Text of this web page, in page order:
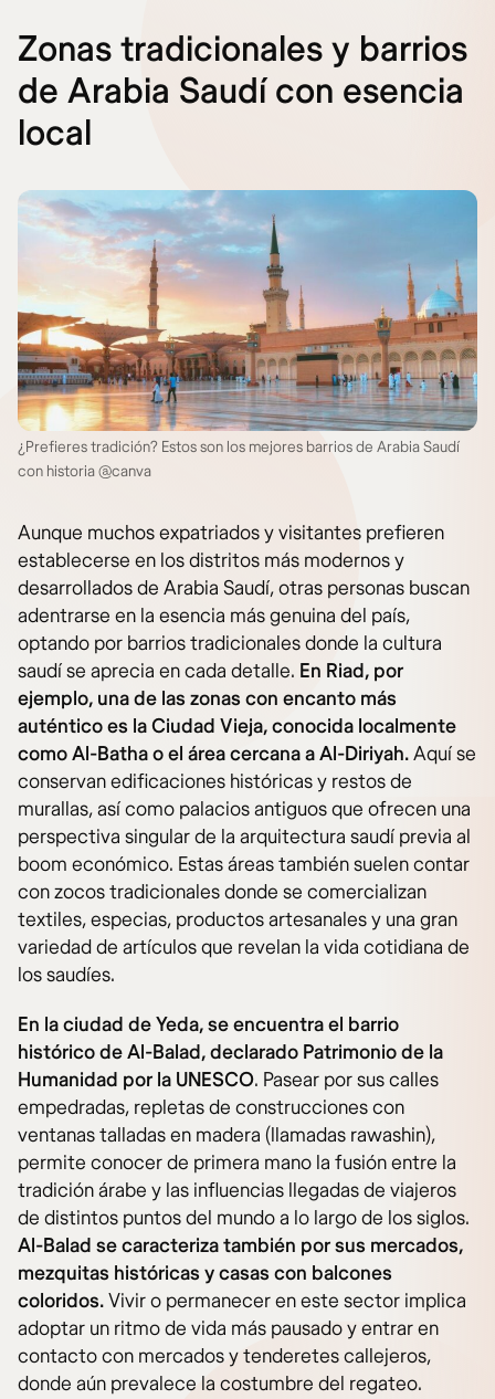
Zonas tradicionales y barrios
de Arabia Saudí con esencia
local
¿Prefieres tradición? Estos son los mejores barrios de Arabia Saudí
con historia @canva
Aunque muchos expatriados y visitantes prefieren
establecerse en los distritos más modernos y
desarrollados de Arabia Saudí, otras personas buscan
adentrarse en la esencia más genuina del país,
optando por barrios tradicionales donde la cultura
saudí se aprecia en cada detalle. En Riad, por
ejemplo, una de las zonas con encanto más
auténtico es la Ciudad Vieja, conocida localmente
como Al-Batha o el área cercana a Al-Diriyah.Aquí se
conservan edificaciones históricas y restos de
murallas, así como palacios antiguos que ofrecen una
perspectiva singular de la arquitectura saudí previa al
boom económico. Estas áreas también suelen contar
con zocos tradicionales donde se comercializan
textiles, especias, productos artesanales y una gran
variedad de artículos que revelan la vida cotidiana de
los saudíes.
En la ciudad de Yeda, se encuentra el barrio
histórico de Al-Balad, declarado Patrimonio de la
Humanidad por la UNESCO. Pasear por sus calles
empedradas, repletas de construcciones con
ventanas talladas en madera (llamadas rawashin),
permite conocer de primera mano la fusión entre la
tradición árabe y las influencias llegadas de viajeros
de distintos puntos del mundo a lo largo de los siglos.
Al-Balad se caracteriza también por sus mercados,
mezquitas históricas y casas con balcones
coloridos.Vivir o permanecer en este sector implica
adoptar un ritmo de vida más pausado y entrar en
contacto con mercados y tenderetes callejeros,
donde aún prevalece la costumbre del regateo.